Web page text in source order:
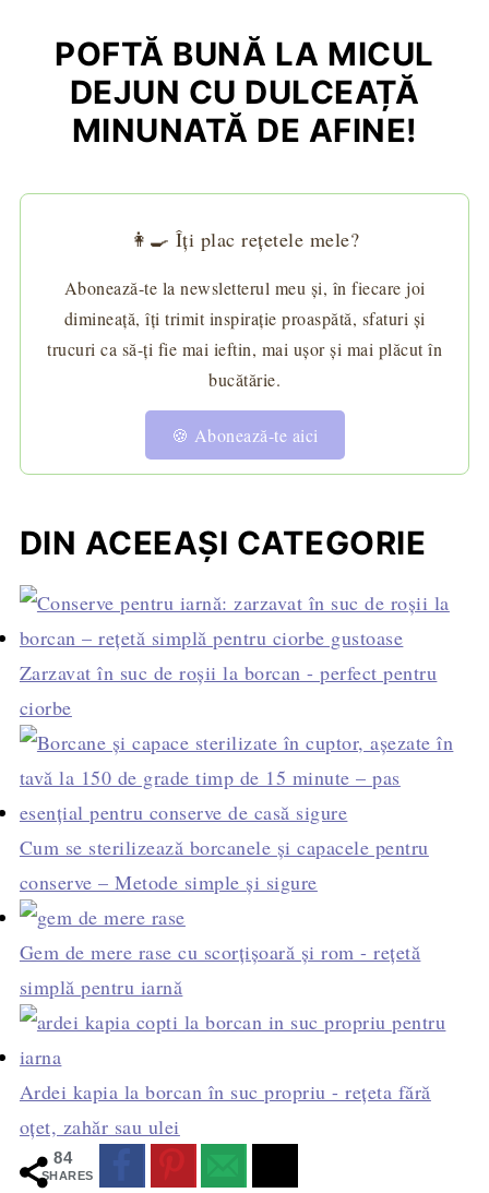
POFTĂ BUNĂ LA MICUL
DEJUN CU DULCEAȚĂ
MINUNATĂ DE AFINE!
👩‍🍳 Îți plac rețetele mele?
Abonează-te la newsletterul meu și, în fiecare joi
dimineață, îți trimit inspirație proaspătă, sfaturi și
trucuri ca să-ți fie mai ieftin, mai ușor și mai plăcut în
bucătărie.
🍪 Abonează-te aici
DIN ACEEAȘI CATEGORIE
Zarzavat în suc de roșii la borcan - perfect pentru
ciorbe
Cum se sterilizează borcanele și capacele pentru
conserve – Metode simple și sigure
Gem de mere rase cu scorțișoară și rom - rețetă
simplă pentru iarnă
Ardei kapia la borcan în suc propriu - rețeta fără
oțet, zahăr sau ulei
84
SHARES